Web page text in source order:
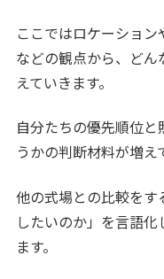
ここではロケーショ
などの観点から、ど
えていきます。
自分たちの優先順位
うかの判断材料が増え
他の式場との比較を
したいのか」を言語
ます。